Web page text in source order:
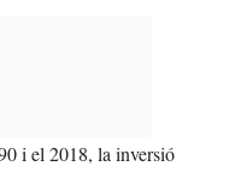
i el 2018, la inversió